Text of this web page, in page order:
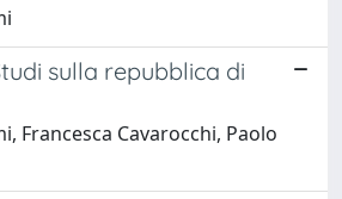
sulla repubblica di
Francesca Cavarocchi, Paolo